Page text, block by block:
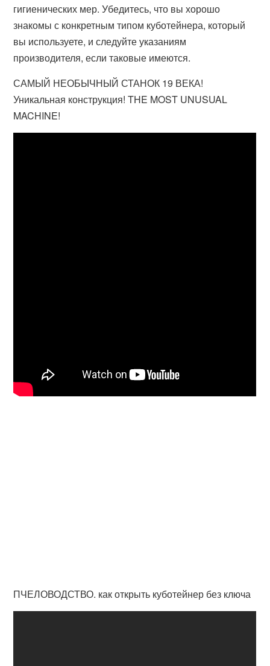
гигиенических мер. Убедитесь, что вы хорошо
знакомы с конкретным типом куботейнера, который
вы используете, и следуйте указаниям
производителя, если таковые имеются.
САМЫЙ НЕОБЫЧНЫЙ СТАНОК 19 ВЕКА!
Уникальная конструкция! THE MOST UNUSUAL
MACHINE!
ПЧЕЛОВОДСТВО. как открыть куботейнер без ключа